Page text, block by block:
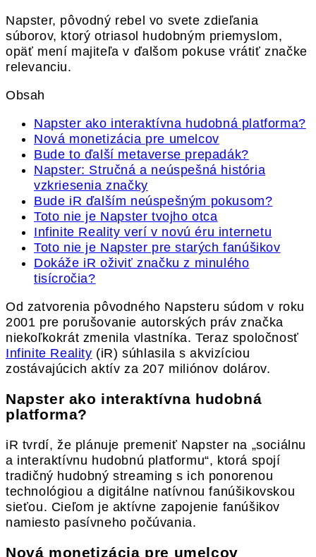
Napster, pôvodný rebel vo svete zdieľania
súborov, ktorý otriasol hudobným priemyslom,
opäť mení majiteľa v ďalšom pokuse vrátiť značke
relevanciu.
Obsah
Napster ako interaktívna hudobná platforma?
Nová monetizácia pre umelcov
Bude to ďalší metaverse prepadák?
Napster: Stručná a neúspešná história
vzkriesenia značky
Bude iR ďalším neúspešným pokusom?
Toto nie je Napster tvojho otca
Infinite Reality verí v novú éru internetu
Toto nie je Napster pre starých fanúšikov
Dokáže iR oživiť značku z minulého
tisícročia?
Od zatvorenia pôvodného Napsteru súdom v roku
2001 pre porušovanie autorských práv značka
niekoľkokrát zmenila vlastníka. Teraz spoločnosť
Infinite Reality (iR) súhlasila s akvizíciou
zostávajúcich aktív za 207 miliónov dolárov.
Napster ako interaktívna hudobná
platforma?
iR tvrdí, že plánuje premeniť Napster na „sociálnu
a interaktívnu hudobnú platformu“, ktorá spojí
tradičný hudobný streaming s ich ponorenou
technológiou a digitálne natívnou fanúšikovskou
sieťou. Cieľom je aktívne zapojenie fanúšikov
namiesto pasívneho počúvania.
Nová monetizácia pre umelcov